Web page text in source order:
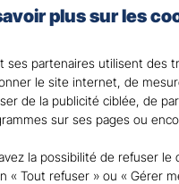
s’adapte à votre
votre Agent général
plus sur les
ses partenaires utilisent des
le site internet, de
de la publicité ciblée, de
sur ses pages ou
la possibilité de refuser le
« Tout refuser » ou « Gérer